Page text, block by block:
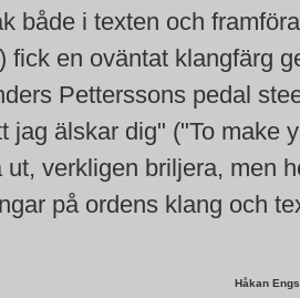
både i texten och
fick en oväntat klangfärg
Petterssons pedal
jag älskar dig" ("To make
ut, verkligen briljera, men
på ordens klang och
Håkan